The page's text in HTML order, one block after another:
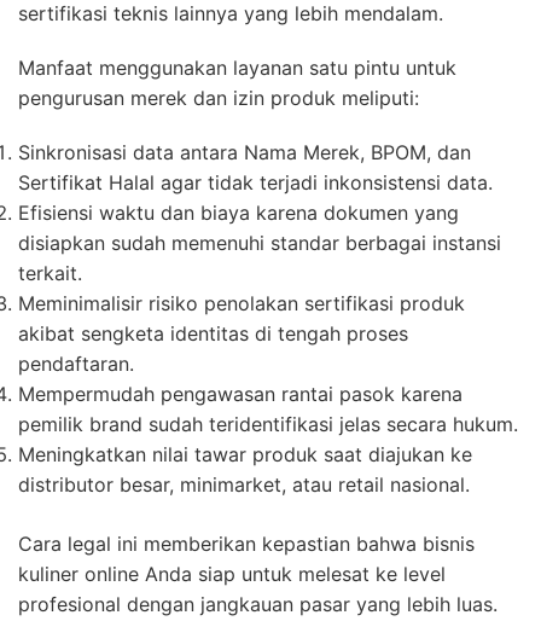
sertifikasi teknis lainnya yang lebih mendalam.
Manfaat menggunakan layanan satu pintu untuk
pengurusan merek dan izin produk meliputi:
Sinkronisasi data antara Nama Merek, BPOM, dan
Sertifikat Halal agar tidak terjadi inkonsistensi data.
Efisiensi waktu dan biaya karena dokumen yang
disiapkan sudah memenuhi standar berbagai instansi
terkait.
Meminimalisir risiko penolakan sertifikasi produk
akibat sengketa identitas di tengah proses
pendaftaran.
Mempermudah pengawasan rantai pasok karena
pemilik brand sudah teridentifikasi jelas secara hukum.
Meningkatkan nilai tawar produk saat diajukan ke
distributor besar, minimarket, atau retail nasional.
Cara legal ini memberikan kepastian bahwa bisnis
kuliner online Anda siap untuk melesat ke level
profesional dengan jangkauan pasar yang lebih luas.